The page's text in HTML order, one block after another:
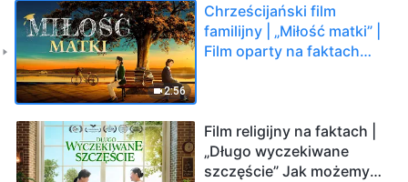
2:56
Chrześcijański film
familijny | „Miłość matki” |
Film oparty na faktach
Film religijny na faktach |
„Długo wyczekiwane
szczęście” Jak możemy